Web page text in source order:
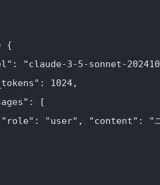
{
"claude-3-5-sonnet-
1024,
[
"user", "content": "ユ